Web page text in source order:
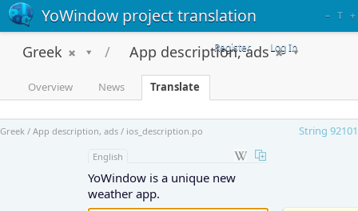
YoWindow project translation – T +
Register Log In
Greek App description, ads
Overview News Translate
Greek / App description, ads / ios_description.po String 92101
English
YoWindow is a unique new
weather app.